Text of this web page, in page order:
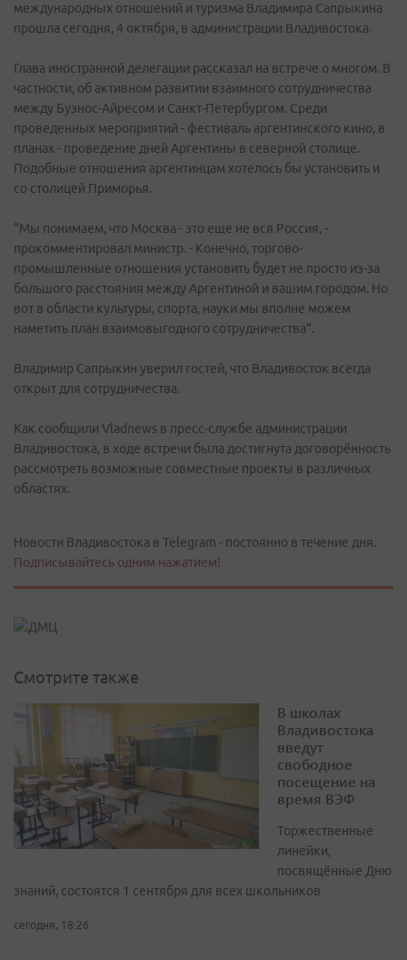
международных отношений и туризма Владимира Сапрыкина
прошла сегодня, 4 октября, в администрации Владивостока.
Глава иностранной делегации рассказал на встрече о многом. В
частности, об активном развитии взаимного сотрудничества
между Буэнос-Айресом и Санкт-Петербургом. Среди
проведенных мероприятий - фестиваль аргентинского кино, в
планах - проведение дней Аргентины в северной столице.
Подобные отношения аргентинцам хотелось бы установить и
со столицей Приморья.
"Мы понимаем, что Москва - это еще не вся Россия, -
прокомментировал министр. - Конечно, торгово-
промышленные отношения установить будет не просто из-за
большого расстояния между Аргентиной и вашим городом. Но
вот в области культуры, спорта, науки мы вполне можем
наметить план взаимовыгодного сотрудничества".
Владимир Сапрыкин уверил гостей, что Владивосток всегда
открыт для сотрудничества.
Как сообщили Vladnews в пресс-службе администрации
Владивостока, в ходе встречи была достигнута договорённость
рассмотреть возможные совместные проекты в различных
областях.
Новости Владивостока в Telegram - постоянно в течение дня.
Подписывайтесь одним нажатием!
Смотрите также
В школах
Владивостока
введут
свободное
посещение на
время ВЭФ
Торжественные
линейки,
посвящённые Дню
знаний, состоятся 1 сентября для всех школьников
сегодня, 18:26